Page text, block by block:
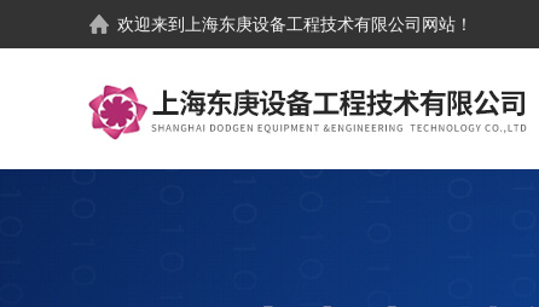
欢迎来到 上海东庚设备工程技术有限公司 网站！